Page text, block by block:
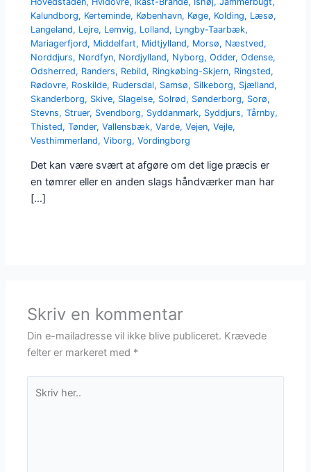
Kalundborg, Kerteminde, København, Køge, Kolding, Læsø,
Langeland, Lejre, Lemvig, Lolland, Lyngby-Taarbæk,
Mariagerfjord, Middelfart, Midtjylland, Morsø, Næstved,
Norddjurs, Nordfyn, Nordjylland, Nyborg,Odder,Odense,
Odsherred, Randers, Rebild, Ringkøbing-Skjern, Ringsted,
Rødovre, Roskilde, Rudersdal, Samsø, Silkeborg, Sjælland,
Skanderborg, Skive, Slagelse, Solrød, Sønderborg, Sorø,
Stevns, Struer, Svendborg, Syddanmark, Syddjurs,Tårnby,
Thisted,Tønder,Vallensbæk,Varde,Vejen,Vejle,
Vesthimmerland,Viborg,Vordingborg
Det kan være svært at afgøre om det lige præcis er
en tømrer eller en anden slags håndværker man har
[…]
Skriv en kommentar
Din e-mailadresse vil ikke blive publiceret. Krævede
felter er markeret med *
her..